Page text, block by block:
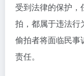
受到法律的保护
拍，都属于违法行
偷拍者将面临民事
责任。